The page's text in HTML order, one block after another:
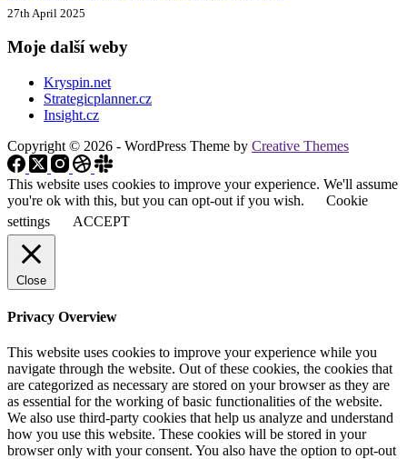
27th April 2025
Moje další weby
Kryspin.net
Strategicplanner.cz
Insight.cz
Copyright © 2026 - WordPress Theme by Creative Themes
This website uses cookies to improve your experience. We'll assume
you're ok with this, but you can opt-out if you wish.
Cookie
settings
ACCEPT
Close
Privacy Overview
This website uses cookies to improve your experience while you
navigate through the website. Out of these cookies, the cookies that
are categorized as necessary are stored on your browser as they are
as essential for the working of basic functionalities of the website.
We also use third-party cookies that help us analyze and understand
how you use this website. These cookies will be stored in your
browser only with your consent. You also have the option to opt-out